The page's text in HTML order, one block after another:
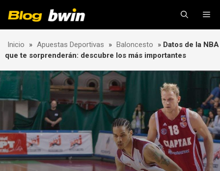
Inicio » Apuestas Deportivas » Baloncesto » Datos de la NBA
que te sorprenderán: descubre los más importantes